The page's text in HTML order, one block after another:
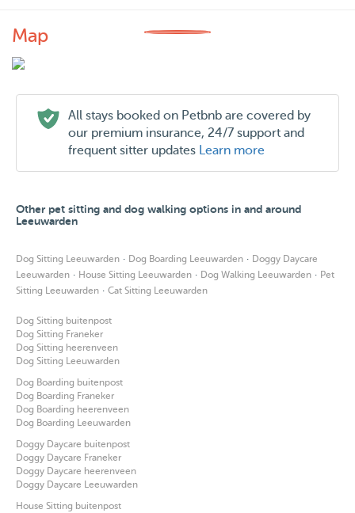
Map
All stays booked on Petbnb are covered by
our premium insurance, 24/7 support and
frequent sitter updates Learn more
Other pet sitting and dog walking options in and around
Leeuwarden
Dog Sitting Leeuwarden · Dog Boarding Leeuwarden · Doggy Daycare
Leeuwarden · House Sitting Leeuwarden · Dog Walking Leeuwarden · Pet
Sitting Leeuwarden · Cat Sitting Leeuwarden
Dog Sitting buitenpost
Dog Sitting Franeker
Dog Sitting heerenveen
Dog Sitting Leeuwarden
Dog Boarding buitenpost
Dog Boarding Franeker
Dog Boarding heerenveen
Dog Boarding Leeuwarden
Doggy Daycare buitenpost
Doggy Daycare Franeker
Doggy Daycare heerenveen
Doggy Daycare Leeuwarden
House Sitting buitenpost